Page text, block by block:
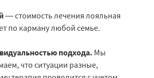
— стоимость лечения лояльная
по карману любой семье.
подхода. Мы
что ситуации разные,